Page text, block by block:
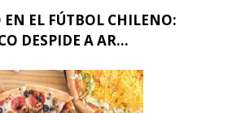
EL FÚTBOL CHILENO:
DESPIDE A AR...